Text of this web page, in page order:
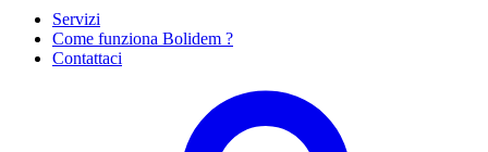
Servizi
Come funziona Bolidem ?
Contattaci